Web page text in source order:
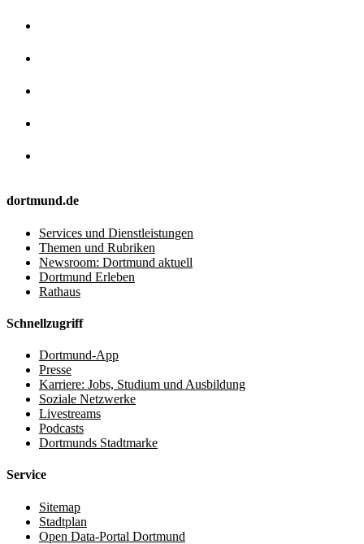
dortmund.de
Services und Dienstleistungen
Themen und Rubriken
Newsroom: Dortmund aktuell
Dortmund Erleben
Rathaus
Schnellzugriff
Dortmund-App
Presse
Karriere: Jobs, Studium und Ausbildung
Soziale Netzwerke
Livestreams
Podcasts
Dortmunds Stadtmarke
Service
Sitemap
Stadtplan
Open Data-Portal Dortmund